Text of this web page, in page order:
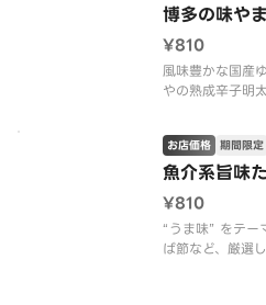
博多の味や
¥810
風味豊かな国産
やの熟成辛子明
魚介系旨味
お店価格 期間限定
¥810
“うま味” をテー
ば節など、厳選